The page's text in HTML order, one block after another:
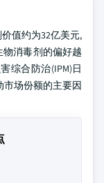
值约为32亿美元,
物消毒剂的偏好越
综合防治(IPM)日
市场份额的主要因